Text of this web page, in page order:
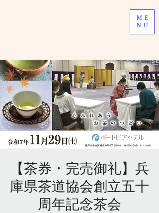
ME
NU
【茶券・完売御礼】兵
庫県茶道協会創立五十
周年記念茶会